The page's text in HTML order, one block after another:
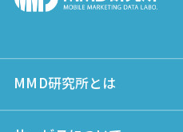
MMD研究所とは